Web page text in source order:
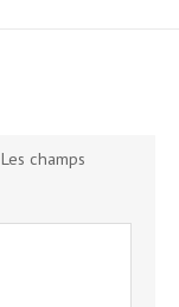
Les champs